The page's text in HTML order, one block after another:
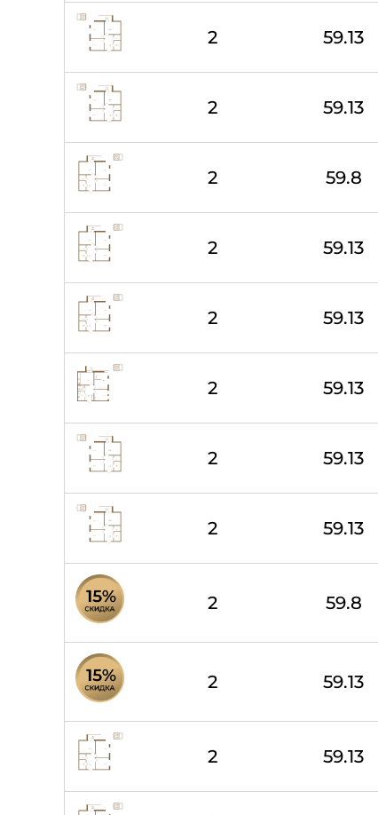
2 59.13
2 59.13
2 59.8
2 59.13
2 59.13
2 59.13
2 59.13
2 59.13
2 59.8
2 59.13
2 59.13